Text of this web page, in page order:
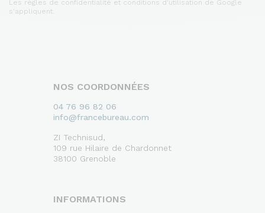
Les règles de confidentialité et conditions d'utilisation de Google
s'appliquent.
NOS COORDONNÉES
04 76 96 82 06
info@francebureau.com
ZI Technisud,
109 rue Hilaire de Chardonnet
38100 Grenoble
INFORMATIONS